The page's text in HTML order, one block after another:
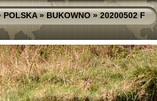
POLSKA»BUKOWNO»20200502 F